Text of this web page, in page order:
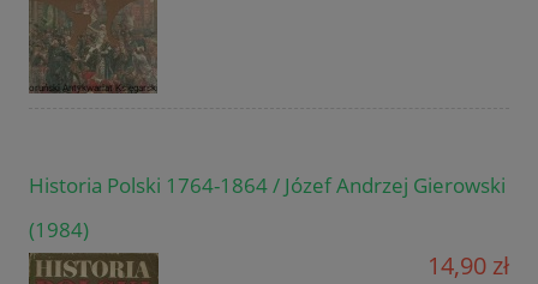
Historia Polski 1764-1864 / Józef Andrzej Gierowski
(1984)
14,90 zł